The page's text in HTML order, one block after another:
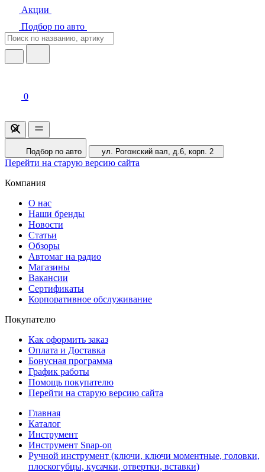
Акции
Подбор по авто
0
Подбор по авто ул. Рогожский вал, д.6, корп. 2
Перейти на старую версию сайта
Компания
О нас
Наши бренды
Новости
Статьи
Обзоры
Автомаг на радио
Магазины
Вакансии
Сертификаты
Корпоративное обслуживание
Покупателю
Как оформить заказ
Оплата и Доставка
Бонусная программа
График работы
Помощь покупателю
Перейти на старую версию сайта
Главная
Каталог
Инструмент
Инструмент Snap-on
Ручной инструмент (ключи, ключи моментные, головки,
плоскогубцы, кусачки, отвертки, вставки)